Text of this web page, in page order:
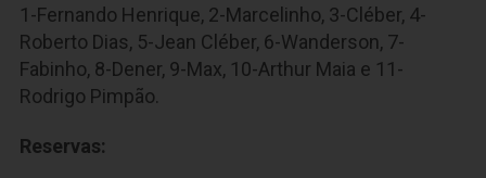
1-Fernando Henrique, 2-Marcelinho, 3-Cléber, 4-
Roberto Dias, 5-Jean Cléber, 6-Wanderson, 7-
Fabinho, 8-Dener, 9-Max, 10-Arthur Maia e 11-
Rodrigo Pimpão.
Reservas: